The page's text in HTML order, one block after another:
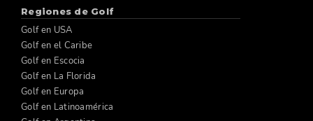
Regiones de Golf
Golf en USA
Golf en el Caribe
Golf en Escocia
Golf en La Florida
Golf en Europa
Golf en Latinoamérica